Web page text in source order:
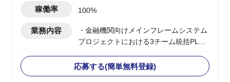
稼働率 100%
業務内容
・金融機関向けメインフレームシステム
プロジェクトにおける3チーム統括PL支
・z/OSチーム、MWチーム、LIBチーム
(全体約18名)の統括、推進
応募する(簡単無料登録)